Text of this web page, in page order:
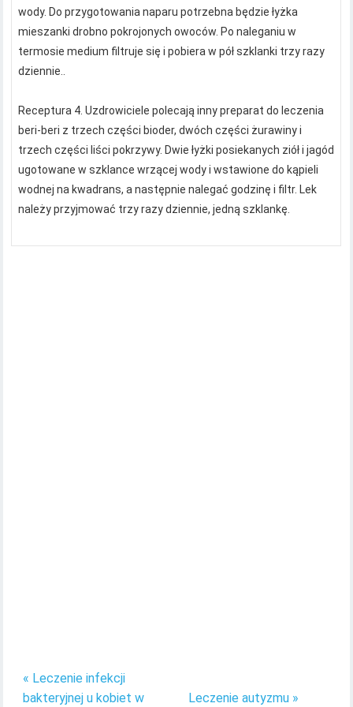
wody. Do przygotowania naparu potrzebna będzie łyżka
mieszanki drobno pokrojonych owoców. Po naleganiu w
termosie medium filtruje się i pobiera w pół szklanki trzy razy
dziennie..
Receptura 4. Uzdrowiciele polecają inny preparat do leczenia
beri-beri z trzech części bioder, dwóch części żurawiny i
trzech części liści pokrzywy. Dwie łyżki posiekanych ziół i jagód
ugotowane w szklance wrzącej wody i wstawione do kąpieli
wodnej na kwadrans, a następnie nalegać godzinę i filtr. Lek
należy przyjmować trzy razy dziennie, jedną szklankę.
« Leczenie infekcji
bakteryjnej u kobiet w
Leczenie autyzmu »